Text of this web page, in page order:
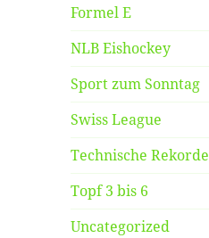
Formel E
NLB Eishockey
Sport zum Sonntag
Swiss League
Technische Rekorde
Topf 3 bis 6
Uncategorized